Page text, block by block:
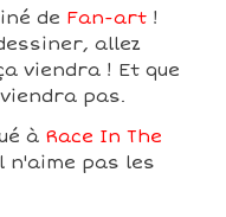
de Fan-art !
allez
viendra ! Et que
pas.
à Race In The
n'aime pas les